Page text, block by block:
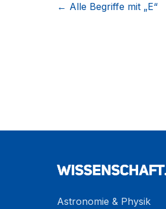
← Alle Begriffe mit „E“
Astronomie & Physik